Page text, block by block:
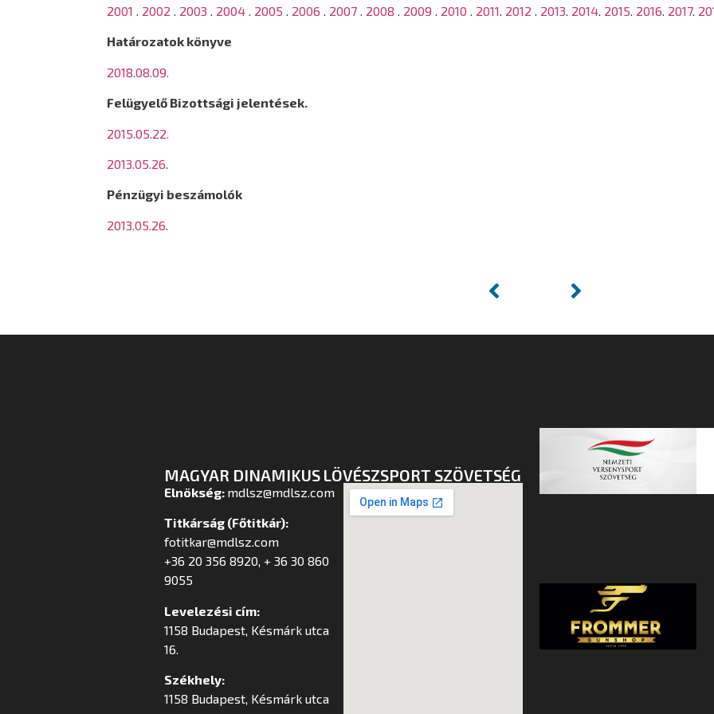
2001 . 2002 . 2003 . 2004 . 2005 . 2006 . 2007 . 2008 . 2009 . 2010 . 2011. 2012 . 2013. 2014. 2015. 2016. 2017.
Határozatok könyve
2018.08.09.
Felügyelő Bizottsági jelentések.
2015.05.22.
2013.05.26.
Pénzügyi beszámolók
2013.05.26.
MAGYAR DINAMIKUS LÖVÉSZSPORT SZÖVETSÉG
Elnökség: mdlsz@mdlsz.com
Titkárság (Főtitkár):
fotitkar@mdlsz.com
+36 20 356 8920, + 36 30 860
9055
Levelezési cím:
1158 Budapest, Késmárk utca
16.
Székhely:
1158 Budapest, Késmárk utca